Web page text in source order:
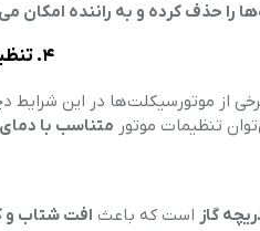
۴. تنظیم ECU برای شرایط آب‌وهوایی بوکان
از موتورسیکلت‌ها در این شرایط
تنظیمات موتور متناسب با
گاز است که باعث افت شتاب و